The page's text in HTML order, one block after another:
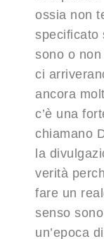
ossia non
specificato
sono o
ci
ancora
c’è una
chiamano
la
verità
fare un
senso
un’epoca